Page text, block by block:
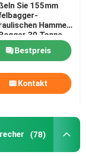
Sie 155mm
Hammer
30 Tonne
Bestpreis
Kontakt
(78)